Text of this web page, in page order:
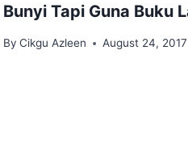
Bunyi Tapi Guna Buku
By Cikgu Azleen August 24, 2017